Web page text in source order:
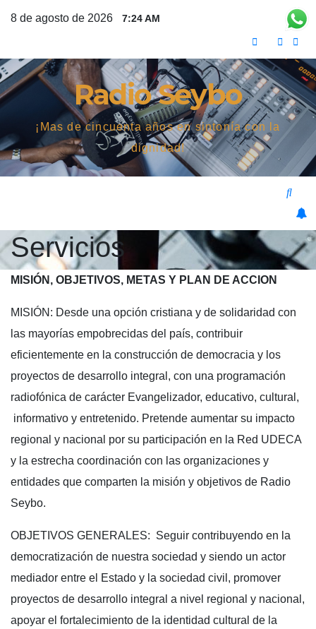
8 de agosto de 2026 7:24 AM
Radio Seybo
¡Mas de cincuenta años en sintonía con la
dignidad!
Servicios
MISIÓN, OBJETIVOS, METAS Y PLAN DE ACCION
MISIÓN: Desde una opción cristiana y de solidaridad con
las mayorías empobrecidas del país, contribuir
eficientemente en la construcción de democracia y los
proyectos de desarrollo integral, con una programación
radiofónica de carácter Evangelizador, educativo, cultural,
informativo y entretenido. Pretende aumentar su impacto
regional y nacional por su participación en la Red UDECA
y la estrecha coordinación con las organizaciones y
entidades que comparten la misión y objetivos de Radio
Seybo.
OBJETIVOS GENERALES: Seguir contribuyendo en la
democratización de nuestra sociedad y siendo un actor
mediador entre el Estado y la sociedad civil, promover
proyectos de desarrollo integral a nivel regional y nacional,
apoyar el fortalecimiento de la identidad cultural de la